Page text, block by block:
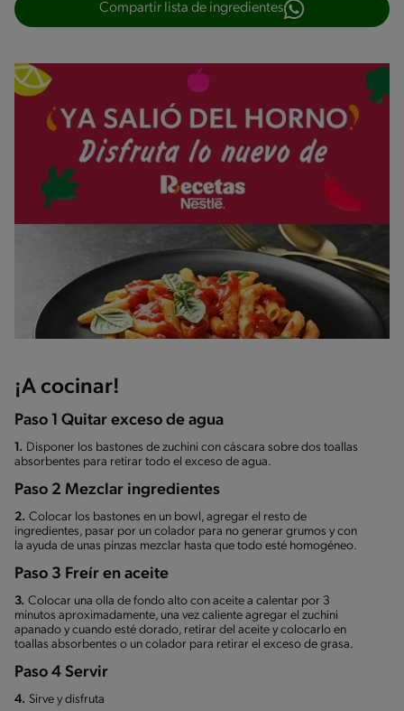
Compartir lista de ingredientes
¡A cocinar!
Paso 1 Quitar exceso de agua
1. Disponer los bastones de zuchini con cáscara sobre dos toallas
absorbentes para retirar todo el exceso de agua.
Paso 2 Mezclar ingredientes
2. Colocar los bastones en un bowl, agregar el resto de
ingredientes, pasar por un colador para no generar grumos y con
la ayuda de unas pinzas mezclar hasta que todo esté homogéneo.
Paso 3 Freír en aceite
3. Colocar una olla de fondo alto con aceite a calentar por 3
minutos aproximadamente, una vez caliente agregar el zuchini
apanado y cuando esté dorado, retirar del aceite y colocarlo en
toallas absorbentes o un colador para retirar el exceso de grasa.
Paso 4 Servir
4. Sirve y disfruta